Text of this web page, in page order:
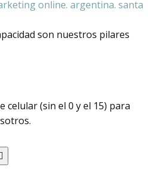
son nuestros pilares
celular (sin el 0 y el 15) para